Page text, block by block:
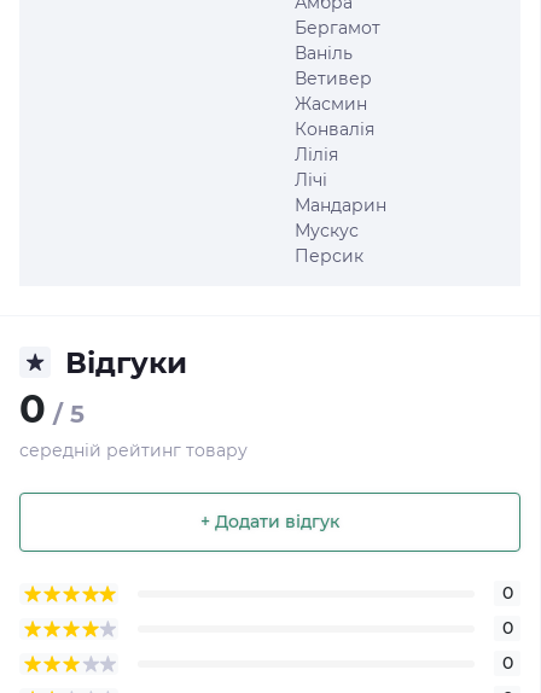
Бергамот
Ваніль
Ветивер
Жасмин
Конвалія
Лілія
Лічі
Мандарин
Мускус
Персик
Відгуки
0 / 5
середній рейтинг товару
+ Додати відгук
0
0
0